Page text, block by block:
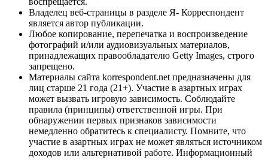
Владелец веб-страницы в разделе Я- Корреспондент
является автор публикации.
Любое копирование, перепечатка и воспроизведение
фотографий и/или аудиовизуальных материалов,
принадлежащих правообладателю Getty Images, строго
запрещено.
Материалы сайта korrespondent.net предназначены для
лиц старше 21 года (21+). Участие в азартных играх
может вызвать игровую зависимость. Соблюдайте
правила (принципы) ответственной игры. При
обнаружении первых признаков зависимости
немедленно обратитесь к специалисту. Помните, что
участие в азартных играх не может являться источником
доходов или альтернативой работе. Информационный